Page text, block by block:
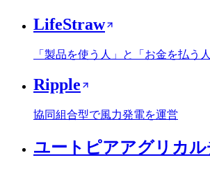
LifeStraw
「製品を使う人」と「お金を払う
Ripple
協同組合型で風力発電を運営
ユートピアアグリカル